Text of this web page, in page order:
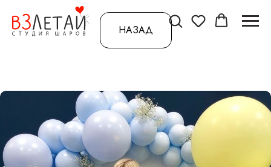
НАЗАД